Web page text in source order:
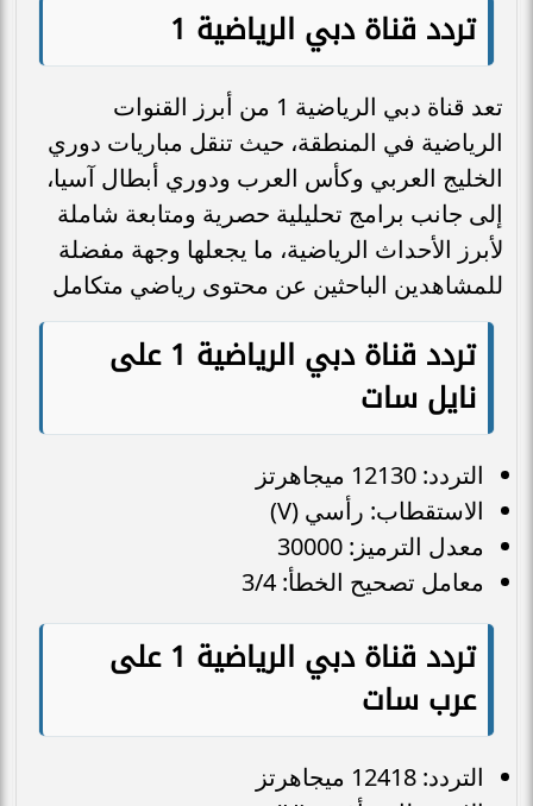
تردد قناة دبي الرياضية 1
تعد قناة دبي الرياضية 1 من أبرز القنوات
الرياضية في المنطقة، حيث تنقل مباريات دوري
الخليج العربي وكأس العرب ودوري أبطال آسيا،
إلى جانب برامج تحليلية حصرية ومتابعة شاملة
لأبرز الأحداث الرياضية، ما يجعلها وجهة مفضلة
للمشاهدين الباحثين عن محتوى رياضي متكامل
تردد قناة دبي الرياضية 1 على
نايل سات
التردد: 12130 ميجاهرتز
الاستقطاب: رأسي (V)
معدل الترميز: 30000
معامل تصحيح الخطأ: 3/4
تردد قناة دبي الرياضية 1 على
عرب سات
التردد: 12418 ميجاهرتز